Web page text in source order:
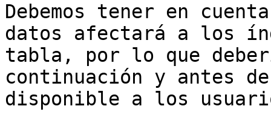
Debemos tener en
datos afectará a los
tabla, por lo que
continuación y antes
disponible a los